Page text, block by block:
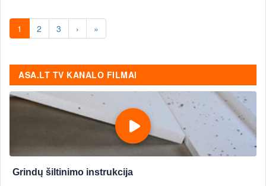
1 2 3 › »
ASA.LT TV KANALO FILMAI
Grindų šiltinimo instrukcija